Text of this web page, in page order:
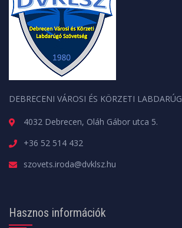
DEBRECENI VÁROSI ÉS KÖRZETI
4032 Debrecen, Oláh Gábor utca 5.
+36 52 514 432
szovets.iroda@dvklsz.hu
Hasznos információk